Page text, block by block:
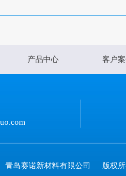
产品中心 客户案
青岛赛诺新材料有限公司 版权